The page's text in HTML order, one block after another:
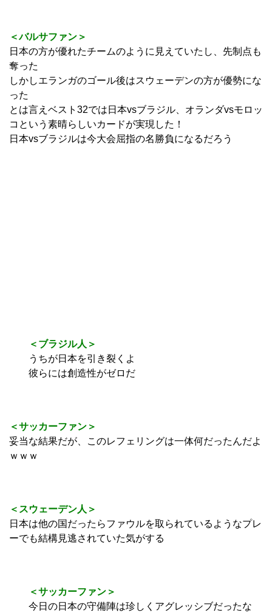
＜バルサファン＞
日本の方が優れたチームのように見えていたし、先制点も
奪った
しかしエランガのゴール後はスウェーデンの方が優勢にな
った
とは言えベスト32では日本vsブラジル、オランダvsモロッ
コという素晴らしいカードが実現した！
日本vsブラジルは今大会屈指の名勝負になるだろう
＜ブラジル人＞
うちが日本を引き裂くよ
彼らには創造性がゼロだ
＜サッカーファン＞
妥当な結果だが、このレフェリングは一体何だったんだよ
ｗｗｗ
＜スウェーデン人＞
日本は他の国だったらファウルを取られているようなプレ
ーでも結構見逃されていた気がする
＜サッカーファン＞
今日の日本の守備陣は珍しくアグレッシブだったな